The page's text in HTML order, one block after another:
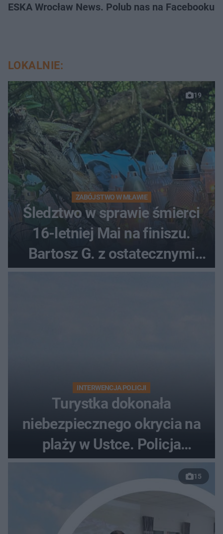
ESKA Wrocław News. Polub nas na Facebooku!
LOKALNIE:
19
ZABÓJSTWO W MŁAWIE
Śledztwo w sprawie śmierci
16-letniej Mai na finiszu.
Bartosz G. z ostatecznymi
zarzutami
INTERWENCJA POLICJI
Turystka dokonała
niebezpiecznego okrycia na
plaży w Ustce. Policja
musiała zamknąć odcinek
15